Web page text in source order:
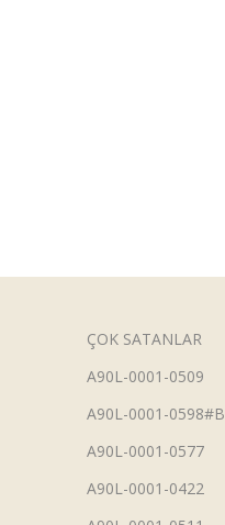
ÇOK SATANLAR
A90L-0001-0509
A90L-0001-0598#B
A90L-0001-0577
A90L-0001-0422